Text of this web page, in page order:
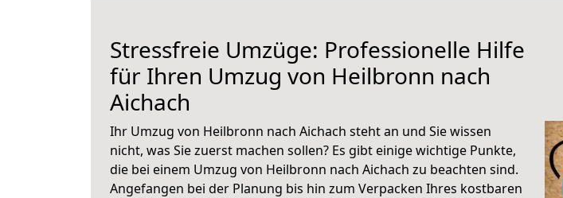
Stressfreie Umzüge: Professionelle Hilfe
für Ihren Umzug von Heilbronn nach
Aichach
Ihr Umzug von Heilbronn nach Aichach steht an und Sie wissen
nicht, was Sie zuerst machen sollen? Es gibt einige wichtige Punkte,
die bei einem Umzug von Heilbronn nach Aichach zu beachten sind.
Angefangen bei der Planung bis hin zum Verpacken Ihres kostbaren